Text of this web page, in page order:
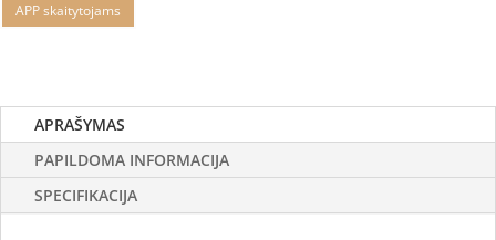
APP skaitytojams
APRAŠYMAS
PAPILDOMA INFORMACIJA
SPECIFIKACIJA